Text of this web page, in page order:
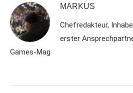
MARKUS
Chefredakteur,
erster
Games-Mag